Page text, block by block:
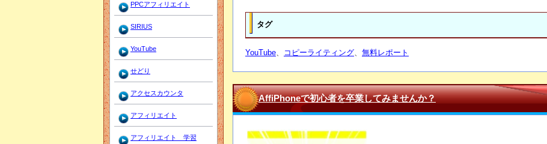
タグ
YouTube、 コピーライティング、 無料レポート
AffiPhoneで初心者を卒業してみませんか？
PPCアフィリエイト
SIRIUS
YouTube
せどり
アクセスカウンタ
アフィリエイト
アフィリエイト 学習